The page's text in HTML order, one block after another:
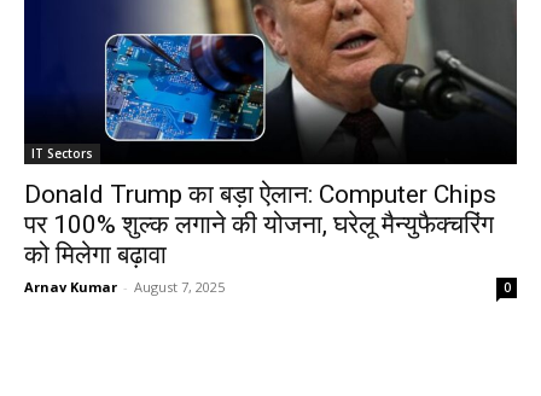
IT Sectors
Donald Trump का बड़ा ऐलान: Computer Chips
पर 100% शुल्क लगाने की योजना, घरेलू मैन्युफैक्चरिंग
को मिलेगा बढ़ावा
Arnav Kumar - August 7, 2025 0